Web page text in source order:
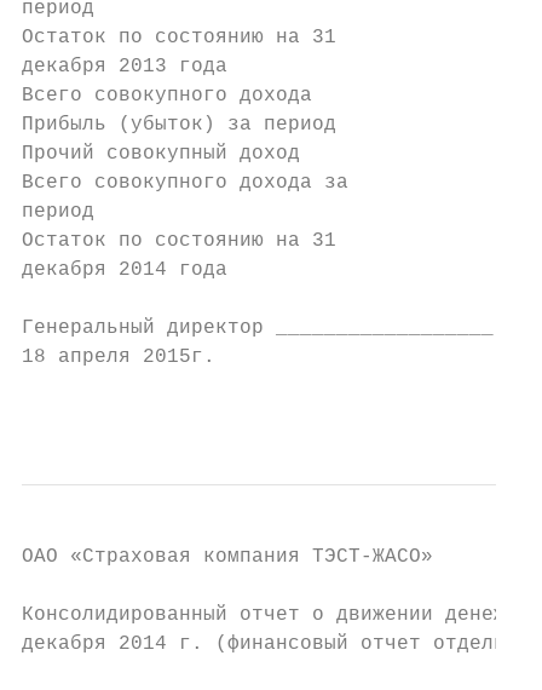
период
Остаток по состоянию на 31
декабря 2013 года
Всего совокупного дохода
Прибыль (убыток) за период
Прочий совокупный доход
Всего совокупного дохода за
период
Остаток по состоянию на 31
декабря 2014 года
Генеральный директор __________________
18 апреля 2015г.
ОAО «Страховая компания ТЭСТ-ЖАСО»
Консолидированный отчет о движении
декабря 2014 г. (финансовый отчет